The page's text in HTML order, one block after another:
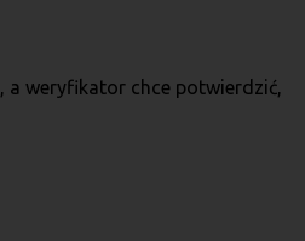
a weryfikator chce potwierdzić,